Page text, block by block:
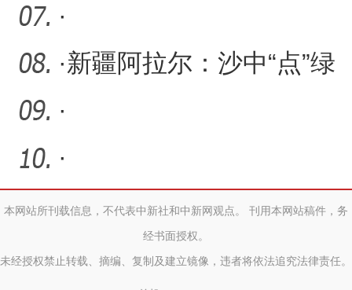
·
·新疆阿拉尔：沙中“点”绿
打造沙漠边缘“绿色长城
·
·
本网站所刊载信息，不代表中新社和中新网观点。 刊用本网站稿件，务
经书面授权。
未经授权禁止转载、摘编、复制及建立镜像，违者将依法追究法律责任。